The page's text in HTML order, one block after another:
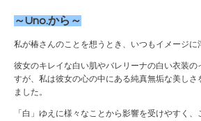
～Uno.から～
私が椿さんのことを想うとき、いつもイメージに
彼女のキレイな白い肌やバレリーナの白い衣装の
すが、私は彼女の心の中にある純真無垢な美し
ました。
「白」ゆえに様々なことから影響を受けやすく